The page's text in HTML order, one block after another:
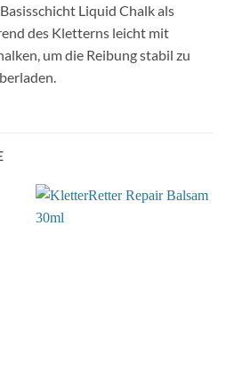
Liquid Chalk als
des Kletterns leicht mit
um die Reibung stabil zu